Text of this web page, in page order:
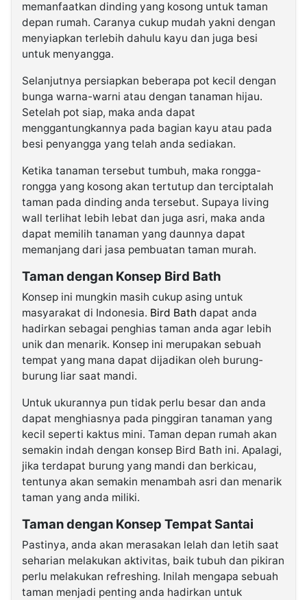
memanfaatkan dinding yang kosong untuk taman
depan rumah. Caranya cukup mudah yakni dengan
menyiapkan terlebih dahulu kayu dan juga besi
untuk menyangga.
Selanjutnya persiapkan beberapa pot kecil dengan
bunga warna-warni atau dengan tanaman hijau.
Setelah pot siap, maka anda dapat
menggantungkannya pada bagian kayu atau pada
besi penyangga yang telah anda sediakan.
Ketika tanaman tersebut tumbuh, maka rongga-
rongga yang kosong akan tertutup dan terciptalah
taman pada dinding anda tersebut. Supaya living
wall terlihat lebih lebat dan juga asri, maka anda
dapat memilih tanaman yang daunnya dapat
memanjang dari jasa pembuatan taman murah.
Taman dengan Konsep Bird Bath
Konsep ini mungkin masih cukup asing untuk
masyarakat di Indonesia. Bird Bath dapat anda
hadirkan sebagai penghias taman anda agar lebih
unik dan menarik. Konsep ini merupakan sebuah
tempat yang mana dapat dijadikan oleh burung-
burung liar saat mandi.
Untuk ukurannya pun tidak perlu besar dan anda
dapat menghiasnya pada pinggiran tanaman yang
kecil seperti kaktus mini. Taman depan rumah akan
semakin indah dengan konsep Bird Bath ini. Apalagi,
jika terdapat burung yang mandi dan berkicau,
tentunya akan semakin menambah asri dan menarik
taman yang anda miliki.
Taman dengan Konsep Tempat Santai
Pastinya, anda akan merasakan lelah dan letih saat
seharian melakukan aktivitas, baik tubuh dan pikiran
perlu melakukan refreshing. Inilah mengapa sebuah
taman menjadi penting anda hadirkan untuk